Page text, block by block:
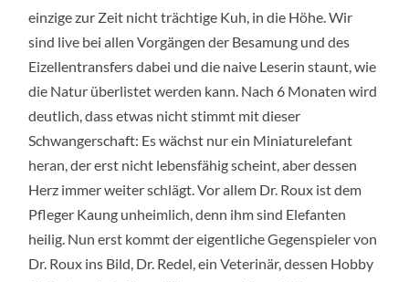
einzige zur Zeit nicht trächtige Kuh, in die Höhe. Wir
sind live bei allen Vorgängen der Besamung und des
Eizellentransfers dabei und die naive Leserin staunt, wie
die Natur überlistet werden kann. Nach 6 Monaten wird
deutlich, dass etwas nicht stimmt mit dieser
Schwangerschaft: Es wächst nur ein Miniaturelefant
heran, der erst nicht lebensfähig scheint, aber dessen
Herz immer weiter schlägt. Vor allem Dr. Roux ist dem
Pfleger Kaung unheimlich, denn ihm sind Elefanten
heilig. Nun erst kommt der eigentliche Gegenspieler von
Dr. Roux ins Bild, Dr. Redel, ein Veterinär, dessen Hobby